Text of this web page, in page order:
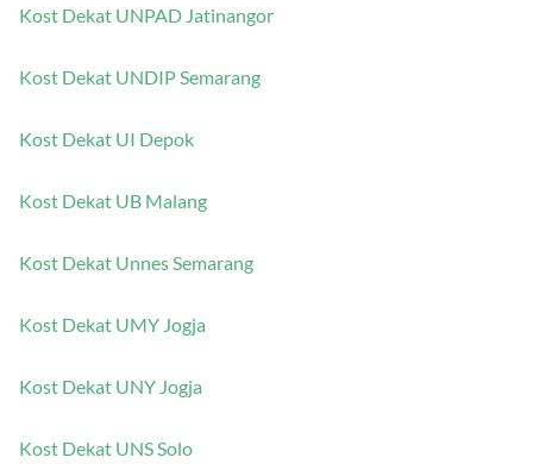
Kost Dekat UNPAD Jatinangor
Kost Dekat UNDIP Semarang
Kost Dekat UI Depok
Kost Dekat UB Malang
Kost Dekat Unnes Semarang
Kost Dekat UMY Jogja
Kost Dekat UNY Jogja
Kost Dekat UNS Solo